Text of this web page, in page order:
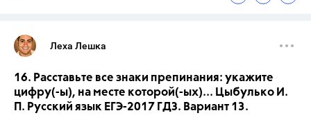
Леха Лешка
16. Расставьте все знаки препинания: укажите
цифру(-ы), на месте которой(-ых)... Цыбулько И.
П. Русский язык ЕГЭ-2017 ГДЗ. Вариант 13.